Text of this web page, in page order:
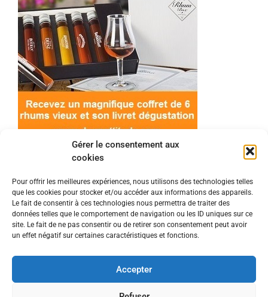
Gérer le consentement aux
cookies
Pour offrir les meilleures expériences, nous utilisons des technologies telles
que les cookies pour stocker et/ou accéder aux informations des appareils.
Le fait de consentir à ces technologies nous permettra de traiter des
données telles que le comportement de navigation ou les ID uniques sur ce
site. Le fait de ne pas consentir ou de retirer son consentement peut avoir
un effet négatif sur certaines caractéristiques et fonctions.
Accepter
© 2022 Meilleur-rhum.net - Tous droits réservés
Mentions légales-Politique de cookies